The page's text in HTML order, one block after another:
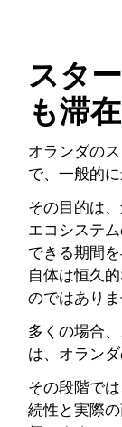
スタ
も滞
オランダの
で、一般的に
その目的は
エコシステ
できる期間
自体は恒久
のではありま
多くの場合
は、オラン
その段階で
続性と実際